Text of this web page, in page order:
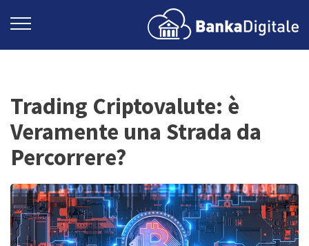
Trading Criptovalute: è
Veramente una Strada da
Percorrere?